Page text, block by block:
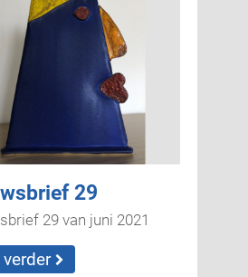
29
29 van juni 2021